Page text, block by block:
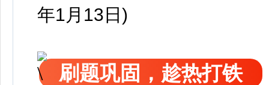
年1月13日)
刷题巩固，趁热打铁